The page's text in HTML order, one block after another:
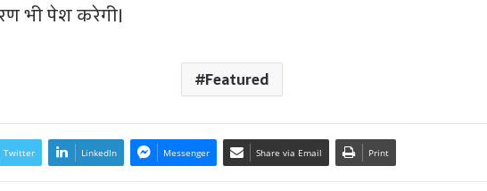
भी पेश करेगी।
Featured
Twitter LinkedIn Messenger Share via Email Print